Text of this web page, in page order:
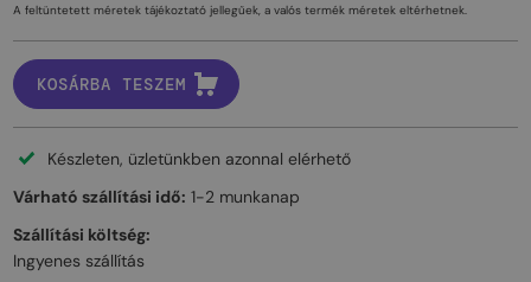
A feltüntetett méretek tájékoztató jellegűek, a valós termék méretek eltérhetnek.
KOSÁRBA TESZEM
Készleten, üzletünkben azonnal elérhető
Várható szállítási idő: 1-2 munkanap
Szállítási költség:
Ingyenes szállítás